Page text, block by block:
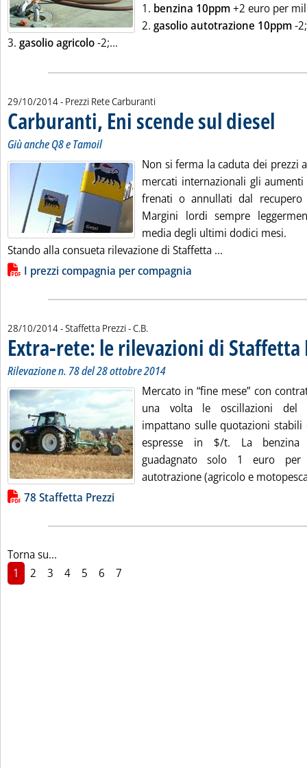
1. benzina 10ppm+2 euro per
2. gasolio autotrazione 10ppm-2;
3. gasolio agricolo-2;...
29/10/2014- Prezzi Rete Carburanti
Carburanti, Eni scende sul diesel
Giù anche Q8 e Tamoil
Non si ferma la caduta dei prezzi
mercati internazionali gli
frenati o annullati dal
Margini lordi sempre
media degli ultimi dodici mesi.
Stando alla consueta rilevazione di Staffetta ...
Lista allegati PDF alla notizia
I prezzi compagnia per compagnia
28/10/2014- Staffetta Prezzi -di:
C.B.
Extra-rete: le rilevazioni di Staffetta
Rilevazione n. 78 del 28 ottobre 2014
Mercato in “fine mese” con
una volta le oscillazioni del
impattano sulle quotazioni stabili
espresse in $/t. La benzina
guadagnato solo 1 euro
autotrazione (agricolo e
Lista allegati PDF alla notizia
78 Staffetta Prezzi
Torna su...
1
2 3 4 5 6 7